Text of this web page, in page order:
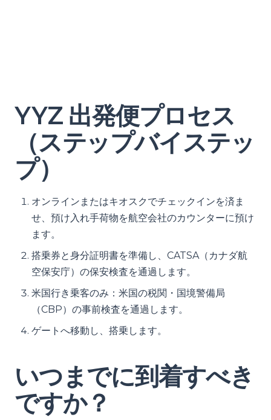
YYZ 出発便プロセス
（ステップバイステッ
プ）
オンラインまたはキオスクでチェックインを済ま
せ、預け入れ手荷物を航空会社のカウンターに預け
ます。
搭乗券と身分証明書を準備し、CATSA（カナダ航
空保安庁）の保安検査を通過します。
米国行き乗客のみ：米国の税関・国境警備局
（CBP）の事前検査を通過します。
ゲートへ移動し、搭乗します。
いつまでに到着すべき
ですか？